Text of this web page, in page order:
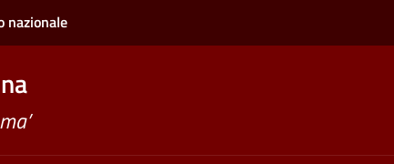
nazionale